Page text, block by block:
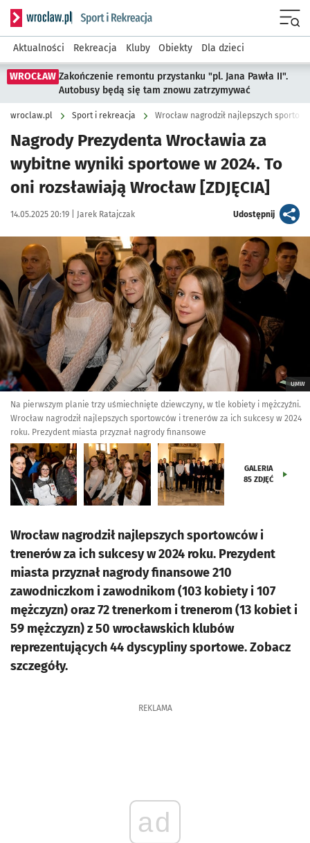
Serwis informacyjny wroclaw.pl podserwis: Sport i rekreacja
Aktualności Rekreacja Kluby Obiekty Dla dzieci
WROCŁAW Zakończenie remontu przystanku "pl. Jana Pawła II".
Autobusy będą się tam znowu zatrzymywać
wroclaw.pl Sport i rekreacja Wrocław nagrodził najlepszych
Nagrody Prezydenta Wrocławia za
wybitne wyniki sportowe w 2024. To
oni rozsławiają Wrocław [ZDJĘCIA]
Data publikacji:
14.05.2025 20:19 | Autor:
Jarek Ratajczak Udostępnijartykuł
Kliknij, aby zobaczyć galerię
UMW
Na pierwszym planie trzy uśmiechnięte dziewczyny, w tle kobiety i mężczyźni.
Wrocław nagrodził najlepszych sportowców i trenerów za ich sukcesy w 2024
roku. Prezydent miasta przyznał nagrody finansowe
GALERIA
85 ZDJĘĆ
Wrocław nagrodził najlepszych sportowców i
trenerów za ich sukcesy w 2024 roku. Prezydent
miasta przyznał nagrody finansowe 210
zawodniczkom i zawodnikom (103 kobiety i 107
mężczyzn) oraz 72 trenerkom i trenerom (13 kobiet i
59 mężczyzn) z 50 wrocławskich klubów
reprezentujących 44 dyscypliny sportowe. Zobacz
szczegóły.
REKLAMA
ad